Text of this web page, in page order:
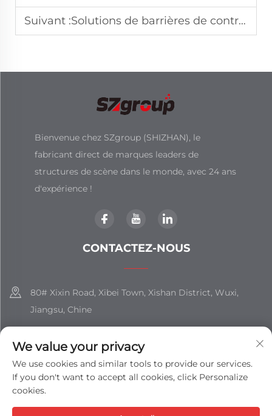
Suivant :Solutions de barrières de contrôle des foules pour grands lieux
Bienvenue chez SZgroup (SHIZHAN), le
fabricant direct de marques leaders de
structures de scène dans le monde, avec 24 ans
d'expérience !
CONTACTEZ-NOUS
80# Xixin Road, Xibei Town, Xishan District, Wuxi,
Jiangsu, Chine
[email protected]
Tous droits réservés © JIANGSU SHIZHAN GROUP CO., LTD. -
We value your privacy
We use cookies and similar tools to provide our services.
If you don't want to accept all cookies, click Personalize
cookies.